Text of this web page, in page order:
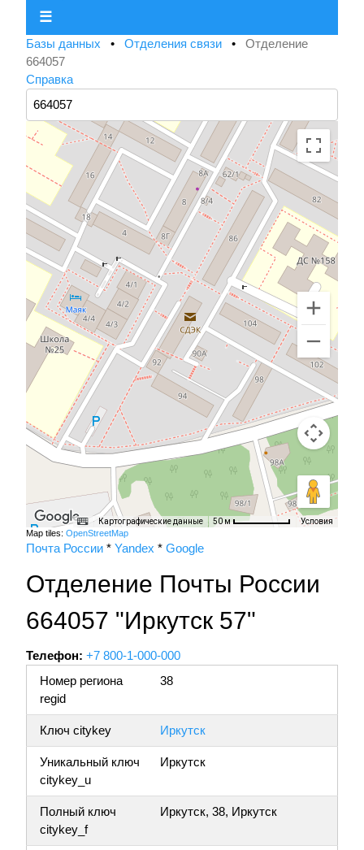
☰
Базы данных • Отделения связи • Отделение
664057
Справка
Картографические данные 50 м Условия
Map tiles: OpenStreetMap
Почта России * Yandex * Google
Отделение Почты России
664057 "Иркутск 57"
Телефон: +7 800-1-000-000
Номер региона
regid
38
Ключ citykey Иркутск
Уникальный ключ
citykey_u
Иркутск
Полный ключ
citykey_f
Иркутск, 38, Иркутск